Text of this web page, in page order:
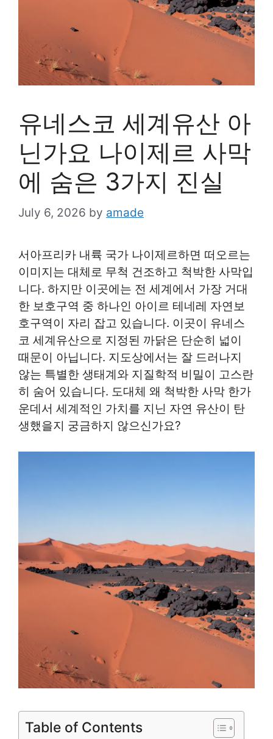
유네스코 세계유산 아
닌가요 나이제르 사막
에 숨은 3가지 진실
July 6, 2026 by amade
서아프리카 내륙 국가 나이제르하면 떠오르는
이미지는 대체로 무척 건조하고 척박한 사막입
니다. 하지만 이곳에는 전 세계에서 가장 거대
한 보호구역 중 하나인 아이르 테네레 자연보
호구역이 자리 잡고 있습니다. 이곳이 유네스
코 세계유산으로 지정된 까닭은 단순히 넓이
때문이 아닙니다. 지도상에서는 잘 드러나지
않는 특별한 생태계와 지질학적 비밀이 고스란
히 숨어 있습니다. 도대체 왜 척박한 사막 한가
운데서 세계적인 가치를 지닌 자연 유산이 탄
생했을지 궁금하지 않으신가요?
Table of Contents